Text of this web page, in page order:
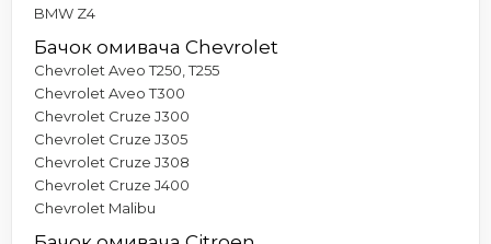
BMW Z4
Бачок омивача Chevrolet
Chevrolet Aveo T250, T255
Chevrolet Aveo T300
Chevrolet Cruze J300
Chevrolet Cruze J305
Chevrolet Cruze J308
Chevrolet Cruze J400
Chevrolet Malibu